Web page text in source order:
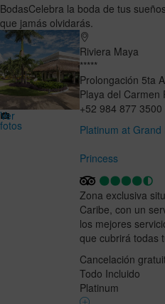
BodasCelebra la boda de tus
que jamás olvidarás.
Ver
fotos
Riviera Maya
*****
Prolongación 5ta
Playa del Carmen
+52 984 877 3500
Platinum at
Princess
Zona exclusiva
Caribe, con un
los mejores
que cubrirá todas
Cancelación
Todo Incluido
Platinum